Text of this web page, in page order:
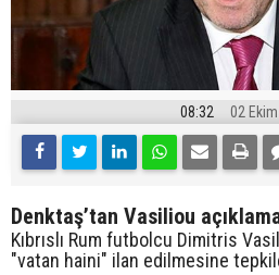
08:32 02
Denktaş’tan Vasiliou
Kıbrıslı Rum futbolcu Dimitris
"vatan haini" ilan edilmesine